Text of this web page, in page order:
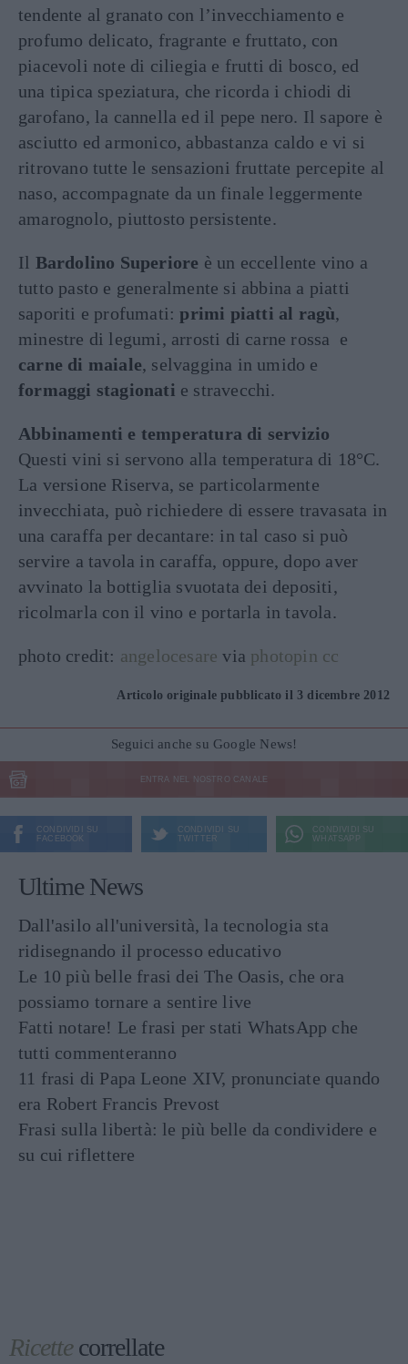
tendente al granato con l’invecchiamento e
profumo delicato, fragrante e fruttato, con
piacevoli note di ciliegia e frutti di bosco, ed
una tipica speziatura, che ricorda i chiodi di
garofano, la cannella ed il pepe nero. Il sapore è
asciutto ed armonico, abbastanza caldo e vi si
ritrovano tutte le sensazioni fruttate percepite al
naso, accompagnate da un finale leggermente
amarognolo, piuttosto persistente.
Il Bardolino Superiore è un eccellente vino a
tutto pasto e generalmente si abbina a piatti
saporiti e profumati:primi piatti al ragù,
minestre di legumi, arrosti di carne rossa e
carne di maiale, selvaggina in umido e
formaggi stagionati e stravecchi.
Abbinamenti e temperatura di servizio
Questi vini si servono alla temperatura di 18°C.
La versione Riserva, se particolarmente
invecchiata, può richiedere di essere travasata in
una caraffa per decantare: in tal caso si può
servire a tavola in caraffa, oppure, dopo aver
avvinato la bottiglia svuotata dei depositi,
ricolmarla con il vino e portarla in tavola.
photo credit: angelocesare via photopin cc
Articolo originale pubblicato il 3 dicembre 2012
Seguici anche su Google News!
ENTRA NEL NOSTRO CANALE
CONDIVIDI SU
FACEBOOK
CONDIVIDI SU
TWITTER
CONDIVIDI SU
WHATSAPP
Ultime News
Dall'asilo all'università, la tecnologia sta
ridisegnando il processo educativo
Le 10 più belle frasi dei The Oasis, che ora
possiamo tornare a sentire live
Fatti notare! Le frasi per stati WhatsApp che
tutti commenteranno
11 frasi di Papa Leone XIV, pronunciate quando
era Robert Francis Prevost
Frasi sulla libertà: le più belle da condividere e
su cui riflettere
Ricettecorrellate